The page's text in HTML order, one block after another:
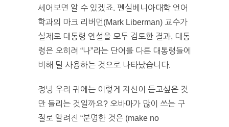
세어보면 알 수 있겠죠. 펜실베니아대학 언어
학과의 마크 리버먼(Mark Liberman) 교수가
실제로 대통령 연설을 모두 검토한 결과, 대통
령은 오히려 “나”라는 단어를 다른 대통령들에
비해 덜 사용하는 것으로 나타났습니다.
정녕 우리 귀에는 이렇게 자신이 듣고싶은 것
만 들리는 것일까요? 오바마가 많이 쓰는 구
절로 알려진 “분명한 것은 (make no